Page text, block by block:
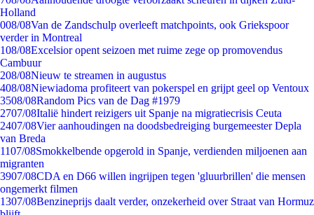
Holland
008/08Van de Zandschulp overleeft matchpoints, ook Griekspoor
verder in Montreal
108/08Excelsior opent seizoen met ruime zege op promovendus
Cambuur
208/08Nieuw te streamen in augustus
408/08Niewiadoma profiteert van pokerspel en grijpt geel op Ventoux
3508/08Random Pics van de Dag #1979
2707/08Italië hindert reizigers uit Spanje na migratiecrisis Ceuta
2407/08Vier aanhoudingen na doodsbedreiging burgemeester Depla
van Breda
1107/08Smokkelbende opgerold in Spanje, verdienden miljoenen aan
migranten
3907/08CDA en D66 willen ingrijpen tegen 'gluurbrillen' die mensen
ongemerkt filmen
1307/08Benzineprijs daalt verder, onzekerheid over Straat van Hormuz